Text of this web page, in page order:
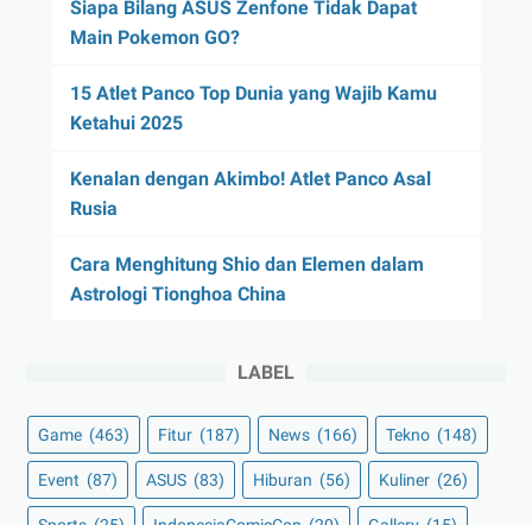
Siapa Bilang ASUS Zenfone Tidak Dapat
Main Pokemon GO?
15 Atlet Panco Top Dunia yang Wajib Kamu
Ketahui 2025
Kenalan dengan Akimbo! Atlet Panco Asal
Rusia
Cara Menghitung Shio dan Elemen dalam
Astrologi Tionghoa China
LABEL
Game (463) Fitur (187) News (166) Tekno (148)
Event (87) ASUS (83) Hiburan (56) Kuliner (26)